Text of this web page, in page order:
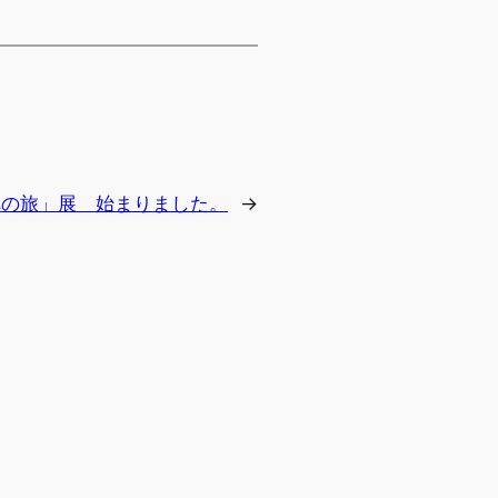
の旅」展 始まりました。 →